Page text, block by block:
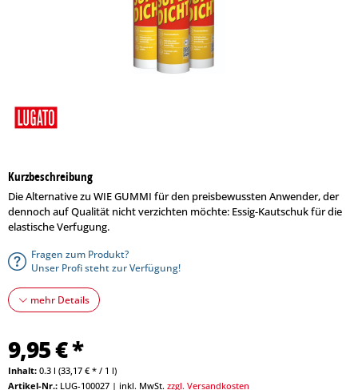
Kurzbeschreibung
Die Alternative zu WIE GUMMI für den preisbewussten Anwender, der
dennoch auf Qualität nicht verzichten möchte: Essig-Kautschuk für die
elastische Verfugung.
Fragen zum Produkt?
Unser Profi steht zur Verfügung!
mehr Details
9,95 € *
Inhalt: 0.3 l (33,17 € * / 1 l)
Artikel-Nr.: LUG-100027 | inkl. MwSt. zzgl. Versandkosten